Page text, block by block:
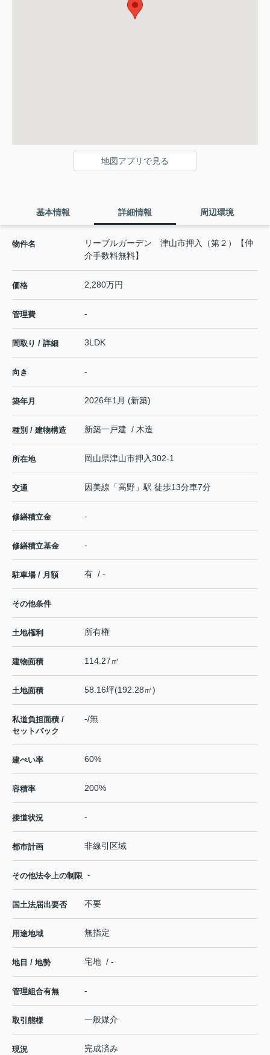
地図アプリで見る
基本情報 詳細情報 周辺環境
物件名
リーブルガーデン 津山市押入（第２）【仲
介手数料無料】
価格 2,280万円
管理費 -
間取り / 詳細 3LDK
向き -
築年月 2026年1月 (新築)
種別 / 建物構造 新築一戸建 / 木造
所在地 岡山県津山市押入302-1
交通 因美線 「高野 」駅 徒歩13分車7分
修繕積立金 -
修繕積立基金 -
駐車場 / 月額 有 / -
その他条件
土地権利 所有権
建物面積 114.27㎡
土地面積 58.16坪(192.28㎡)
私道負担面積 /
セットバック
-/無
建ぺい率 60%
容積率 200%
接道状況 -
都市計画 非線引区域
その他法令上の制限 -
国土法届出要否 不要
用途地域 無指定
地目 / 地勢 宅地 / -
管理組合有無 -
取引態様 一般媒介
現況 完成済み